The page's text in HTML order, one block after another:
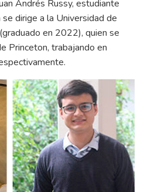
Andrés Russy, estudiante
dirige a la Universidad de
en 2022), quien se
Princeton, trabajando en